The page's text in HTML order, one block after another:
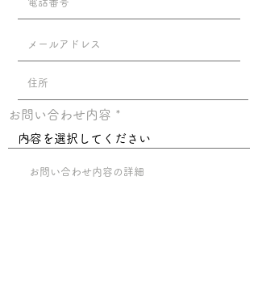
お問い合わせ内容